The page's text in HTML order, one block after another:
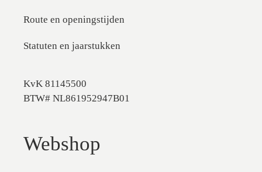
Route en openingstijden
Statuten en jaarstukken
KvK 81145500
BTW# NL861952947B01
Webshop